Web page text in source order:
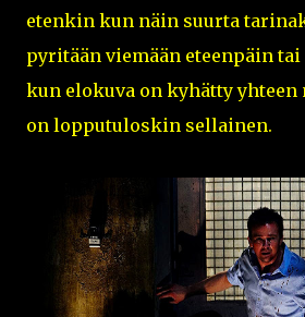
etenkin kun näin suurta
pyritään viemään eteenpäin tai
kun elokuva on kyhätty
on lopputuloskin sellainen.